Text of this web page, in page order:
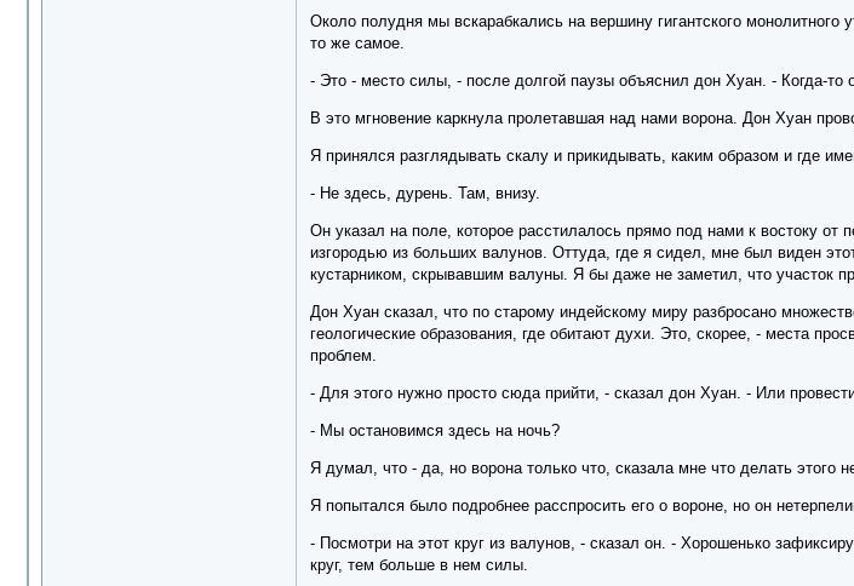
Около полудня мы вскарабкались на вершину гигантского
то же самое.
- Это - место силы, - после долгой паузы объяснил дон Хуан. - Когда-то
В это мгновение каркнула пролетавшая над нами ворона. Дон Хуан
Я принялся разглядывать скалу и прикидывать, каким образом и где
- Не здесь, дурень. Там, внизу.
Он указал на поле, которое расстилалось прямо под нами к востоку
изгородью из больших валунов. Оттуда, где я сидел, мне был виден
кустарником, скрывавшим валуны. Я бы даже не заметил, что участок
Дон Хуан сказал, что по старому индейскому миру разбросано
геологические образования, где обитают духи. Это, скорее, - места
проблем.
- Для этого нужно просто сюда прийти, - сказал дон Хуан. - Или
- Мы остановимся здесь на ночь?
Я думал, что - да, но ворона только что, сказала мне что делать этого
Я попытался было подробнее расспросить его о вороне, но он
- Посмотри на этот круг из валунов, - сказал он. - Хорошенько
круг, тем больше в нем силы.